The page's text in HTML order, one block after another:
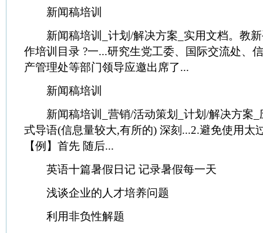
新闻稿培训
新闻稿培训_计划/解决方案_实用文档。教新
作培训目录 ?一...研究生党工委、国际交流处、
产管理处等部门领导应邀出席了...
新闻稿培训
新闻稿培训_营销/活动策划_计划/解决方案_
式导语(信息量较大,有所的) 深刻...2.避免使用太
【例】首先 随后...
英语十篇暑假日记 记录暑假每一天
浅谈企业的人才培养问题
利用非负性解题